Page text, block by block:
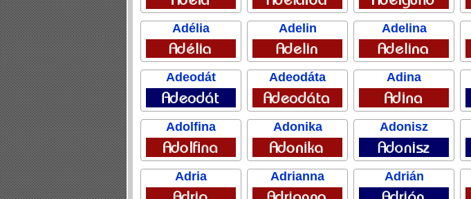
Adélia Adelin Adelina
Adeodát Adeodáta Adina
Adolfina Adonika Adonisz
Adria Adrianna Adrián